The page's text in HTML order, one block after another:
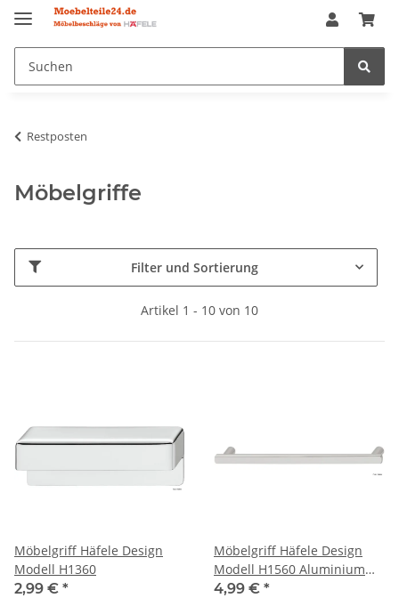
Restposten
Möbelgriffe
Filter und Sortierung
Artikel 1 - 10 von 10
Möbelgriff Häfele Design
Modell H1360
2,99 € *
Möbelgriff Häfele Design
Modell H1560 Aluminium
LA: 160 mm
4,99 € *